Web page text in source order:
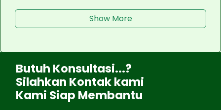
Show More
Butuh Konsultasi...?
Silahkan Kontak kami
Kami Siap Membantu